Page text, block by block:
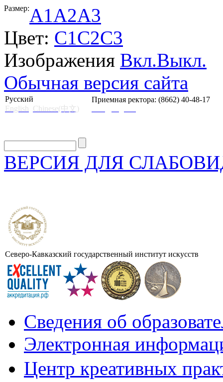
Размер:A1A2A3
Цвет: C1C2C3
Изображения Вкл.Выкл.
Обычная версия сайта
Русский
English Chinese(中文)
Приемная ректора: (8662) 40-48-17
ВЕРСИЯ ДЛЯ
Северо-Кавказский государственный институт искусств
Сведения об
Электронная
Центр креативных